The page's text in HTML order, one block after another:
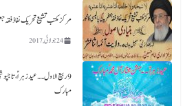
مرکز مکتب تشیع تحریک نفاذفقہ
24 جولائی, 2017
9 ربیع الاول ۔۔ عید زہراؑ،
مبارک